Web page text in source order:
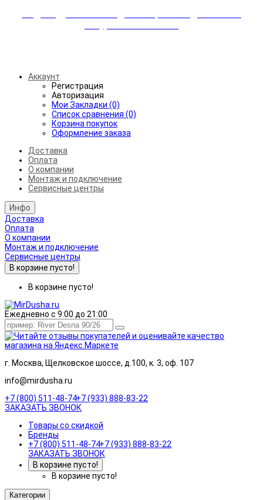
Аккаунт
Регистрация
Авторизация
Мои Закладки (0)
Список сравнения (0)
Корзина покупок
Оформление заказа
Доставка
Оплата
О компании
Монтаж и подключение
Сервисные центры
Инфо
Доставка
Оплата
О компании
Монтаж и подключение
Сервисные центры
В корзине пусто!
В корзине пусто!
Ежедневно с 9:00 до 21:00
г. Москва, Щелковское шоссе, д.100, к. 3, оф. 107
info@mirdusha.ru
+7 (800) 511-48-74+7 (933) 888-83-22
ЗАКАЗАТЬ ЗВОНОК
Товары со скидкой
Бренды
+7 (800) 511-48-74+7 (933) 888-83-22
ЗАКАЗАТЬ ЗВОНОК
В корзине пусто!
В корзине пусто!
Категории